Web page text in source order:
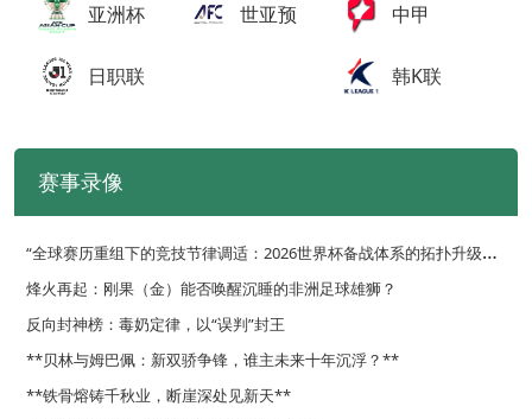
亚洲杯 世亚预 中甲
日职联 韩K联
赛事录像
“
全球赛历重组下的竞技节律调适：2026世界杯备战体系的拓扑升级路径”
烽火再起：刚果（金）能否唤醒沉睡的非洲足球雄狮？
反向封神榜：毒奶定律，以“误判”封王
**贝林与姆巴佩：新双骄争锋，谁主未来十年沉浮？**
**铁骨熔铸千秋业，断崖深处见新天**